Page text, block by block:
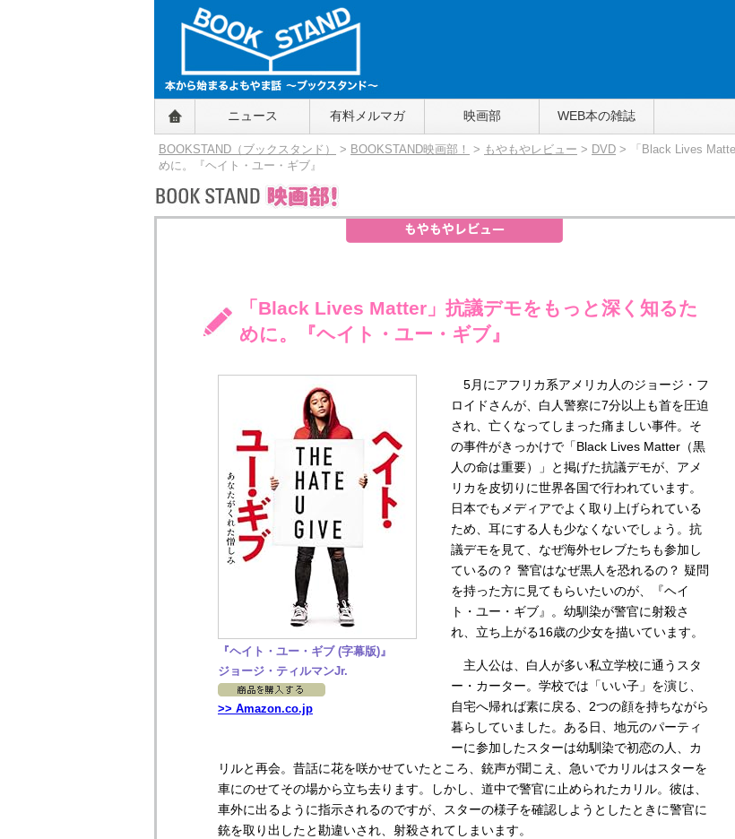
BOOKSTAND（ブックスタンド）
～本から始まるよもやま話～
BOOKSTAND（ブ
ックスタンド）
ニュース 有料メルマガ 映画部 WEB本の雑誌
BOOKSTAND（ブックスタンド） > BOOKSTAND映画部！ > もやもやレビュー > DVD > 「Black Lives
めに。『ヘイト・ユー・ギブ』
「Black Lives Matter」抗議デモをもっと深く知るた
めに。『ヘイト・ユー・ギブ』
『ヘイト・ユー・ギブ (字幕版)』
ジョージ・ティルマンJr.
>> Amazon.co.jp
5月にアフリカ系アメリカ人のジョージ・フ
ロイドさんが、白人警察に7分以上も首を圧迫
され、亡くなってしまった痛ましい事件。そ
の事件がきっかけで「Black Lives Matter（黒
人の命は重要）」と掲げた抗議デモが、アメ
リカを皮切りに世界各国で行われています。
日本でもメディアでよく取り上げられている
ため、耳にする人も少なくないでしょう。抗
議デモを見て、なぜ海外セレブたちも参加し
ているの？ 警官はなぜ黒人を恐れるの？ 疑問
を持った方に見てもらいたいのが、『ヘイ
ト・ユー・ギブ』。幼馴染が警官に射殺さ
れ、立ち上がる16歳の少女を描いています。
主人公は、白人が多い私立学校に通うスタ
ー・カーター。学校では「いい子」を演じ、
自宅へ帰れば素に戻る、2つの顔を持ちながら
暮らしていました。ある日、地元のパーティ
ーに参加したスターは幼馴染で初恋の人、カ
リルと再会。昔話に花を咲かせていたところ、銃声が聞こえ、急いでカリルはスターを
車にのせてその場から立ち去ります。しかし、道中で警官に止められたカリル。彼は、
車外に出るように指示されるのですが、スターの様子を確認しようとしたときに警官に
銃を取り出したと勘違いされ、射殺されてしまいます。